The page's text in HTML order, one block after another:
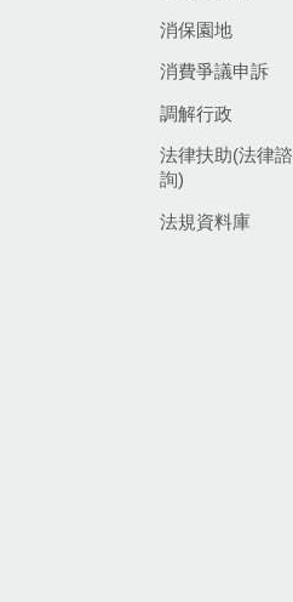
消保園地
消費爭議申訴
調解行政
法律扶助(法律諮
詢)
法規資料庫